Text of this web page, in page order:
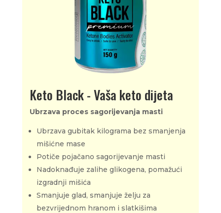
Keto Black - Vaša keto dijeta
Ubrzava proces sagorijevanja masti
Ubrzava gubitak kilograma bez smanjenja
mišićne mase
Potiče pojačano sagorijevanje masti
Nadoknađuje zalihe glikogena, pomažući
izgradnji mišića
Smanjuje glad, smanjuje želju za
bezvrijednom hranom i slatkišima